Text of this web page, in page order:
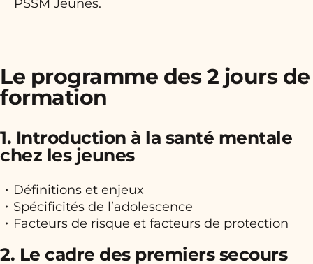
PSSM Jeunes.
Le programme des 2 jours de
formation
1. Introduction à la santé mentale
chez les jeunes
Définitions et enjeux
Spécificités de l’adolescence
Facteurs de risque et facteurs de protection
2. Le cadre des premiers secours